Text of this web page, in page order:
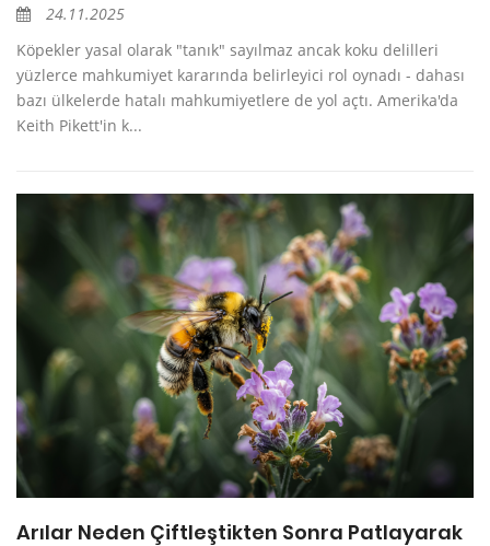
24.11.2025
Köpekler yasal olarak "tanık" sayılmaz ancak koku delilleri
yüzlerce mahkumiyet kararında belirleyici rol oynadı - dahası
bazı ülkelerde hatalı mahkumiyetlere de yol açtı. Amerika'da
Keith Pikett'in k...
Arılar Neden Çiftleştikten Sonra Patlayarak